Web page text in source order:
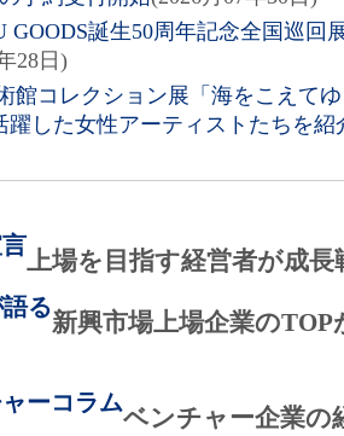
GOODS誕生50周年記念全国巡回
28日)
館コレクション展「海をこえて
躍した女性アーティストたちを紹
上場を目指す経営者が成
る
新興市場上場企業の
ーコラム
ベンチャー企業の